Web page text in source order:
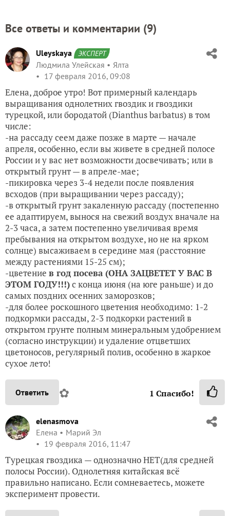
Все ответы и комментарии (9)
Uleyskaya ЭКСПЕРТ
Людмила Улейская
Ялта
17 февраля 2016, 09:08
Елена, доброе утро! Вот примерный календарь
выращивания однолетних гвоздик и гвоздики
турецкой, или бородатой (Dianthus barbatus) в том
числе:
-на рассаду сеем даже позже в марте — начале
апреля, особенно, если вы живете в средней полосе
России и у вас нет возможности досвечивать; или в
открытый грунт — в апреле-мае;
-пикировка через 3-4 недели после появления
всходов (при выращивании через рассаду);
-в открытый грунт закаленную рассаду (постепенно
ее адаптируем, вынося на свежий воздух вначале на
2-3 часа, а затем постепенно увеличивая время
пребывания на открытом воздухе, но не на ярком
солнце) высаживаем в середине мая (расстояние
между растениями 15-25 см);
-цветение в год посева (ОНА ЗАЦВЕТЕТ У ВАС В
ЭТОМ ГОДУ!!!)с конца июня (на юге раньше) и до
самых поздних осенних заморозков;
-для более роскошного цветения необходимо: 1-2
подкормки рассады, 2-3 подкорки растений в
открытом грунте полным минеральным удобрением
(согласно инструкции) и удаление отцветших
цветоносов, регулярный полив, особенно в жаркое
сухое лето!
Ответить ✿ 1 Спасибо!
elenasmova
Елена
Марий Эл
19 февраля 2016, 11:47
Турецкая гвоздика — однозначно НЕТ(для средней
полосы России). Однолетняя китайская всё
правильно написано. Если сомневаетесь, можете
эксперимент провести.